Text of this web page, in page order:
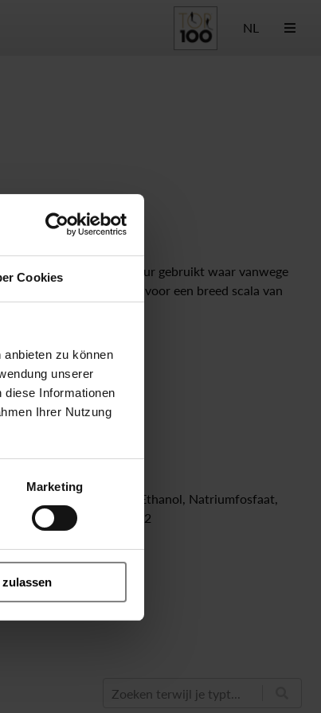
Cookies
zu können
unserer
diese Informationen
Ihrer Nutzung
Marketing
NL
3/918 worden bij voorkeur gebruikt waar vanwege
kan worden gebruikt voor een breed scala van
Type controle
electr. direct
Alcohol CH3OH, Ethanol, Natriumfosfaat,
(waterglas), Waterstof H2
Zoeken terwijl je typt...